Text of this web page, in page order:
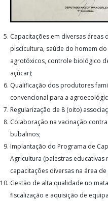
Capacitações em diversas áreas
piscicultura, saúde do homem
agrotóxicos, controle biológico
açúcar);
Qualificação dos produtores
convencional para a
Regularização de 8 (oito)
Colaboração na vacinação
bubalinos;
Implantação do Programa de
Agricultura (palestras educativas
capacitações diversas na área
Gestão de alta qualidade no
fiscalização e aquisição de